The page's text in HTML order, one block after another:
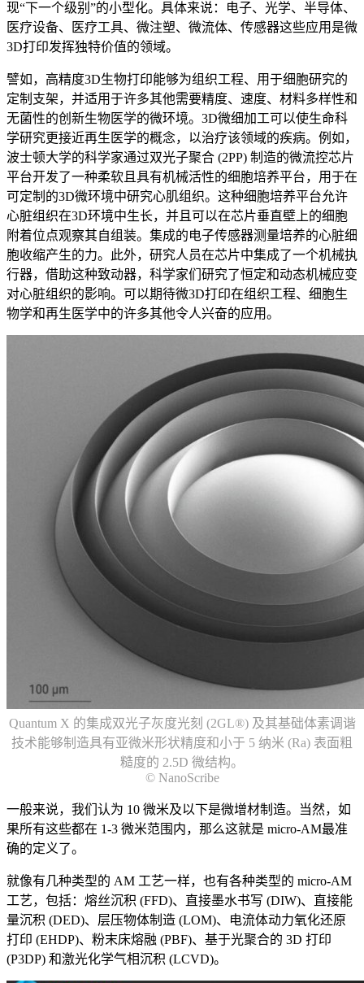
现“下一个级别”的小型化。具体来说：电子、光学、半导体、
医疗设备、医疗工具、微注塑、微流体、传感器这些应用是微
3D打印发挥独特价值的领域。
譬如，高精度3D生物打印能够为组织工程、用于细胞研究的
定制支架，并适用于许多其他需要精度、速度、材料多样性和
无菌性的创新生物医学的微环境。3D微细加工可以使生命科
学研究更接近再生医学的概念，以治疗该领域的疾病。例如，
波士顿大学的科学家通过双光子聚合 (2PP) 制造的微流控芯片
平台开发了一种柔软且具有机械活性的细胞培养平台，用于在
可定制的3D微环境中研究心肌组织。这种细胞培养平台允许
心脏组织在3D环境中生长，并且可以在芯片垂直壁上的细胞
附着位点观察其自组装。集成的电子传感器测量培养的心脏细
胞收缩产生的力。此外，研究人员在芯片中集成了一个机械执
行器，借助这种致动器，科学家们研究了恒定和动态机械应变
对心脏组织的影响。可以期待微3D打印在组织工程、细胞生
物学和再生医学中的许多其他令人兴奋的应用。
Quantum X 的集成双光子灰度光刻 (2GL®) 及其基础体素调谐
技术能够制造具有亚微米形状精度和小于 5 纳米 (Ra) 表面粗
糙度的 2.5D 微结构。
© NanoScribe
一般来说，我们认为 10 微米及以下是微增材制造。当然，如
果所有这些都在 1-3 微米范围内，那么这就是 micro-AM最准
确的定义了。
就像有几种类型的 AM 工艺一样，也有各种类型的 micro-AM
工艺，包括：熔丝沉积 (FFD)、直接墨水书写 (DIW)、直接能
量沉积 (DED)、层压物体制造 (LOM)、电流体动力氧化还原
打印 (EHDP)、粉末床熔融 (PBF)、基于光聚合的 3D 打印
(P3DP) 和激光化学气相沉积 (LCVD)。